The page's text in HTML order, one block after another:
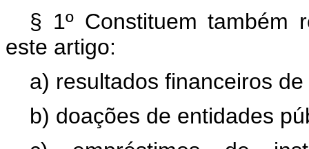
§ 1º Constituem também
este artigo:
a) resultados financeiros
b) doações de entidades